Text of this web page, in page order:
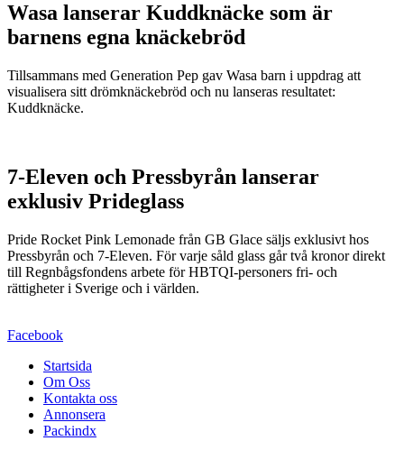
Wasa lanserar Kuddknäcke som är
barnens egna knäckebröd
Tillsammans med Generation Pep gav Wasa barn i uppdrag att
visualisera sitt drömknäckebröd och nu lanseras resultatet:
Kuddknäcke.
7-Eleven och Pressbyrån lanserar
exklusiv Prideglass
Pride Rocket Pink Lemonade från GB Glace säljs exklusivt hos
Pressbyrån och 7-Eleven. För varje såld glass går två kronor direkt
till Regnbågsfondens arbete för HBTQI-personers fri- och
rättigheter i Sverige och i världen.
Facebook
Startsida
Om Oss
Kontakta oss
Annonsera
Packindx